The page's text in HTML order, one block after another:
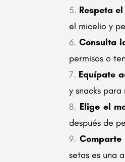
Respeta
el micelio y
Consulta
permisos o
Equípate
y snacks
Elige el
después de
setas es una